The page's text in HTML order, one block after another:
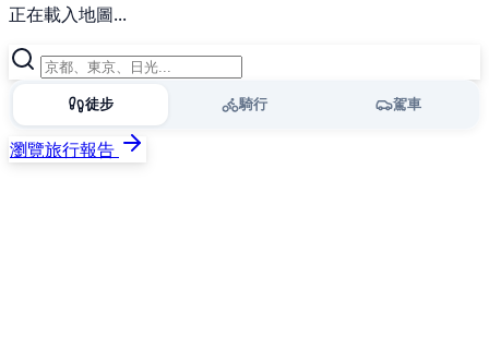
正在載入地圖...
徒步 騎行 駕車
瀏覽旅行報告